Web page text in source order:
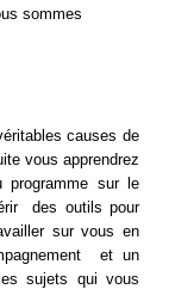
sommes
causes de
vous apprendrez
sur le
des outils pour
sur vous en
et un
sujets qui vous